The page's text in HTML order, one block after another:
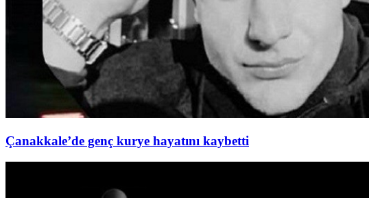
Çanakkale’de genç kurye hayatını kaybetti